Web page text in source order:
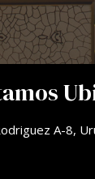
A-8,